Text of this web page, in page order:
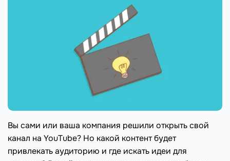
Вы сами или ваша компания решили открыть свой
канал на YouTube? Но какой контент будет
привлекать аудиторию и где искать идеи для